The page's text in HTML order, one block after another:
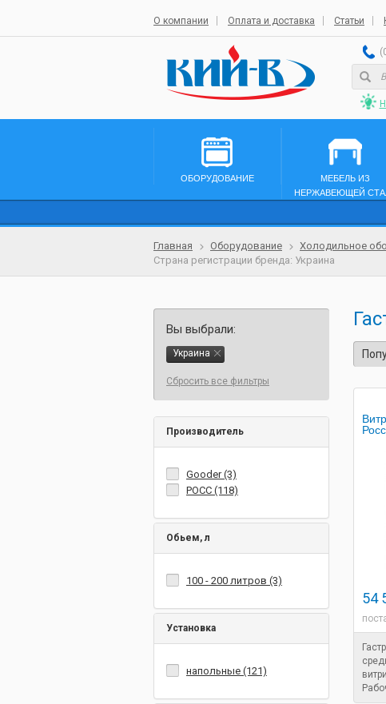
О компании Оплата и доставка Статьи
ОБОРУДОВАНИЕ
МЕБЕЛЬ ИЗ
НЕРЖАВЕЮЩЕЙ
Главная Оборудование Холодильное
Страна регистрации бренда: Украина
54
Вы выбрали:
Украина
Сбросить все фильтры
Производитель
Gooder (3)
РОСС (118)
Обьем, л
100 - 200 литров (3)
Установка
напольные (121)